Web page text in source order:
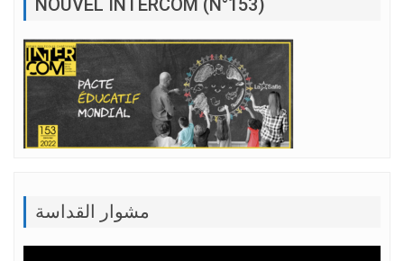
NOUVEL INTERCOM (N°153)
مشوار القداسة